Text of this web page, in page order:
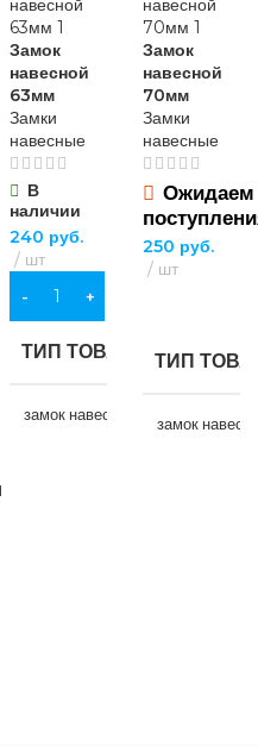
Замок
навесной
63мм
Замки
навесные
В
наличии
240 руб.
шт
В КОРЗИНУ
ТИП ТОВАРА
замок навесной
Замок
навесной
70мм
Замки
навесные
Ожидаем
250 руб.
шт
ТИП
замок